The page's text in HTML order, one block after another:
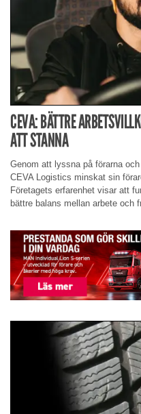
CEVA: BÄTTRE
ATT STANNA
Genom att lyssna på förarna
CEVA Logistics minskat sin
Företagets erfarenhet visar att
bättre balans mellan arbete och